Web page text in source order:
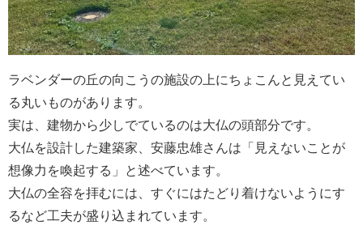
ラベンダーの丘の向こうの施設の上にちょこんと見えてい
る丸いものがあります。
実は、建物から少しでているのは大仏の頭部分です。
大仏を設計した建築家、安藤忠雄さんは「見えないことが
想像力を喚起する」と述べています。
大仏の全容を拝むには、すぐにはたどり着けないようにす
るなど工夫が盛り込まれています。